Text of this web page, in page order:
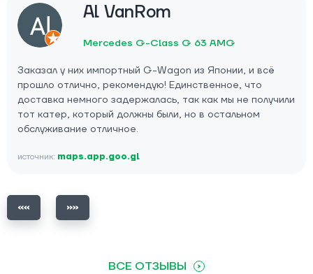
Al VanRom
Mercedes G-Class G 63 AMG
Заказал у них импортный G-Wagon из Японии, и всё
прошло отлично, рекомендую! Единственное, что
доставка немного задержалась, так как мы не получили
тот катер, который должны были, но в остальном
обслуживание отличное.
источник: maps.app.goo.gl
ВСЕ ОТЗЫВЫ